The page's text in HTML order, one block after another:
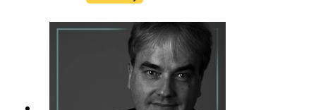
traditioner beskrev för flera tusen år sen.